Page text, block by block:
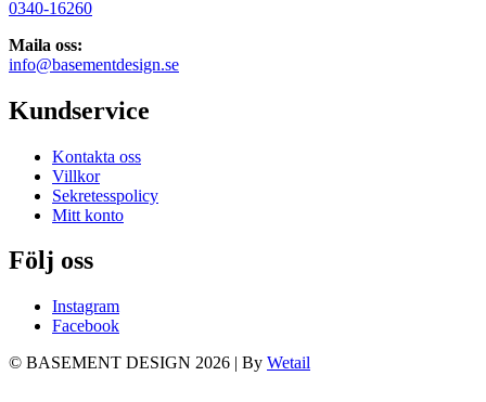
0340-16260
Maila oss:
info@basementdesign.se
Kundservice
Kontakta oss
Villkor
Sekretesspolicy
Mitt konto
Följ oss
Instagram
Facebook
© BASEMENT DESIGN 2026 | By Wetail